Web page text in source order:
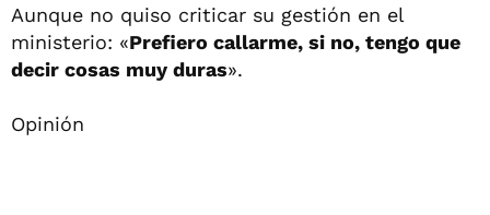
Aunque no quiso criticar su gestión en el
ministerio: «Prefiero callarme, si no, tengo que
decir cosas muy duras».
Opinión